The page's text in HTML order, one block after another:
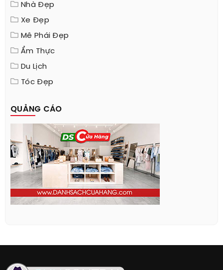
Nhà Đẹp
Xe Đẹp
Mê Phái Đẹp
Ẩm Thực
Du Lịch
Tóc Đẹp
QUẢNG CÁO